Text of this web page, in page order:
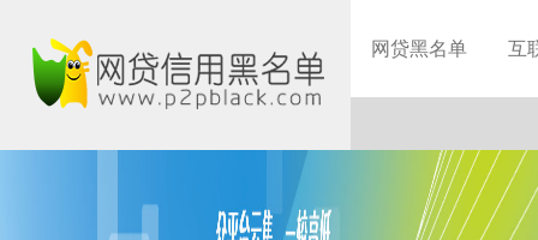
网贷黑名单 互